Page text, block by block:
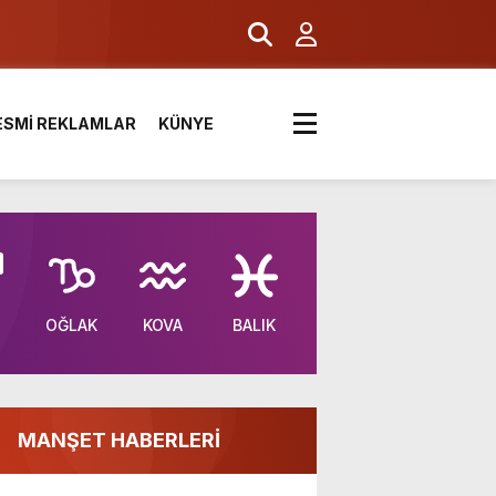
REKLAMLAR KÜNYE
OĞLAK KOVA BALIK
MANŞET HABERLERİ